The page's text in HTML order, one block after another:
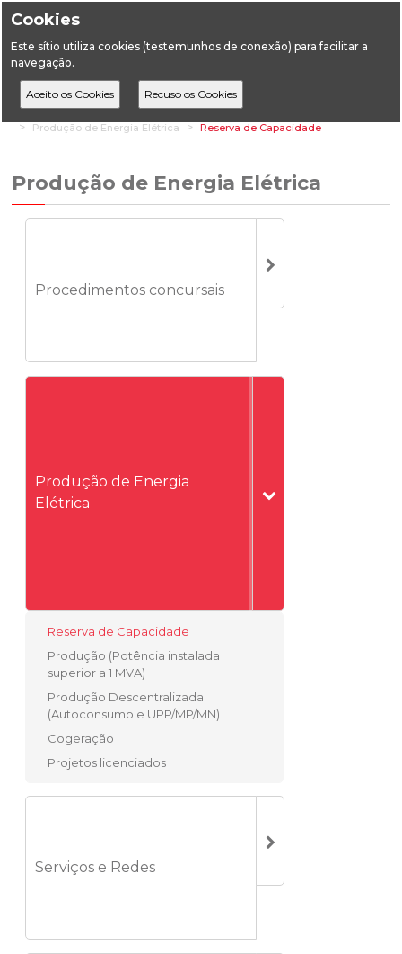
Cookies
Este sítio utiliza cookies (testemunhos de conexão) para facilitar a
navegação.
HomeÁreas Setoriais Energia
Energia Elétrica
Produção de Energia Elétrica
Reserva de Capacidade
Produção de Energia Elétrica
Procedimentos concursais
Produção de Energia
Elétrica
Reserva de Capacidade
Produção (Potência instalada
superior a 1 MVA)
Produção Descentralizada
(Autoconsumo e UPP/MP/MN)
Cogeração
Projetos licenciados
Serviços e Redes